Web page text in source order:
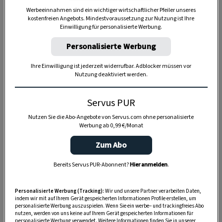
Eines Tages nun – was immer der Grund gewesen
sein mag – ging sie nicht selbst auf
Schwammerlsuche, sondern schickte stattdessen
meinen Großvater los, drückte ihm noch einen
grünen Korb in die Hand, mich Sechsjährigen
sollte er gleich mitnehmen.
Nun ist es gemeinhin so, dass ein versierter
Pilzesammler, der„in die Schwammerl“geht, seine
Plätz’ geheim hält wie einst die Schweizer Banken
die Namen ihrer Kunden. Solch ein Profi reißt die
Schwammerl nicht einfach aus, sondern
säuberlich ab, streut hernach Erde und Laub
über die Fundstelle, damit nichts den
Schwammerlplatz verrät.
Werbeeinnahmen sind ein wichtiger wirtschaftlicher Pfeiler unseres
kostenfreien Angebots. Mindestvoraussetzung zur Nutzung ist Ihre
Einwilligung für personalisierte Werbung.
Personalisierte Werbung
Ihre Einwilligung ist jederzeit widerrufbar. Adblocker müssen vor
Nutzung deaktiviert werden.
Servus PUR
Nutzen Sie die Abo-Angebote von Servus.com ohne personalisierte
Werbung ab 0,99 €/Monat
Zum Abo
Bereits Servus PUR-Abonnent?Hier anmelden.
Personalisierte Werbung (Tracking): Wir und unsere Partner verarbeiten Daten,
indem wir mit auf Ihrem Gerät gespeicherten Informationen Profile erstellen, um
personalisierte Werbung auszuspielen. Wenn Sie ein werbe– und trackingfreies Abo
nutzen, werden von uns keine auf Ihrem Gerät gespeicherten Informationen für